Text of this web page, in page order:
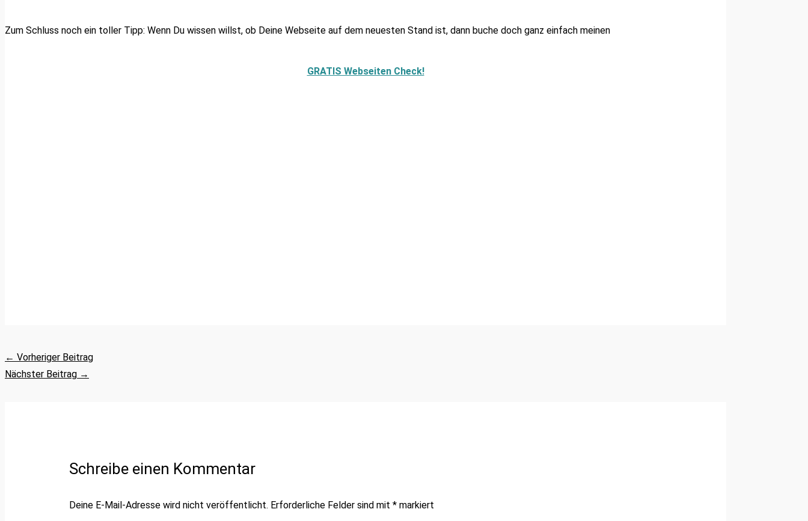
Zum Schluss noch ein toller Tipp: Wenn Du wissen willst, ob Deine Webseite auf dem neuesten Stand ist, dann buche doch ganz einfach meinen
GRATIS Webseiten Check!
← Vorheriger Beitrag
Nächster Beitrag →
Schreibe einen Kommentar
Deine E-Mail-Adresse wird nicht veröffentlicht. Erforderliche Felder sind mit *markiert